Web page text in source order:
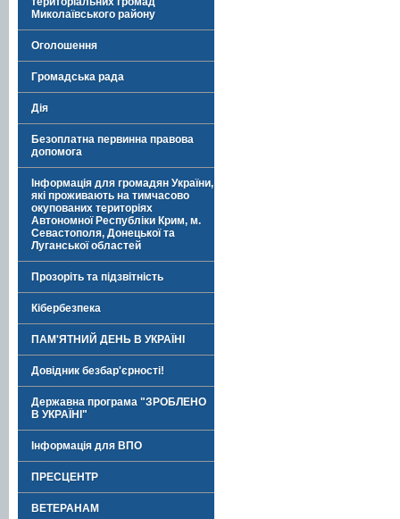
Миколаївського району
Оголошення
Громадська рада
Дія
Безоплатна первинна правова
допомога
Інформація для громадян України,
які проживають на тимчасово
окупованих територіях
Автономної Республіки Крим, м.
Севастополя, Донецької та
Луганської областей
Прозоріть та підзвітність
Кібербезпека
ПАМ'ЯТНИЙ ДЕНЬ В УКРАЇНІ
Довідник безбар'єрності!
Державна програма "ЗРОБЛЕНО
В УКРАЇНІ"
Інформація для ВПО
ПРЕСЦЕНТР
ВЕТЕРАНАМ